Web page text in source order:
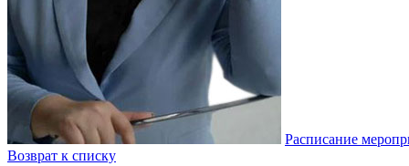
Расписание
Возврат к списку